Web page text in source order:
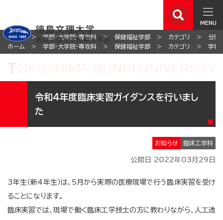
MENU
ホーム 学部・大学院・専攻科 保健福祉学部 カテゴリ
分野
ホーム
学部・大学院・専攻科 保健福祉学部 カテゴリ 学科
令和4年度臨床実習ガイダンスを行いまし
た
お知らせ 臨床工学科
公開日 2022年03月29日
3年生（新4年生）は、5月から実際の医療現場で行う臨床実習を受け
ることになります。
臨床実習では、現場で働く臨床工学技士の方に教わりながら、人工透